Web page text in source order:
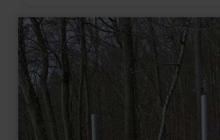
mehr
erfahren
zu:
Historischer
Köhlerplatz